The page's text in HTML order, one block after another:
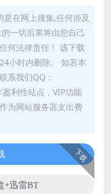
在网上搜集,任何涉及
一切后果将由您自己
何法律责任！ 该下载
小时内删除。 如若本
系我们QQ：
利性站点，VIP功能
为网站服务器支出费
下载
+迅雷BT